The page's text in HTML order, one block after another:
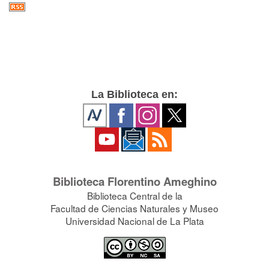
La Biblioteca en:
Biblioteca Florentino Ameghino
Biblioteca Central de la
Facultad de Ciencias Naturales y Museo
Universidad Nacional de La Plata